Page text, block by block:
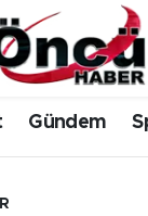
Gündem
Eczaneler
Durumu